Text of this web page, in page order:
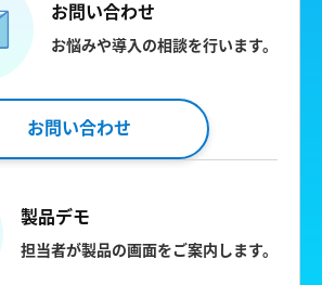
お問い合わせ
お悩みや導入の相談を行います。
お問い合わせ
製品デモ
担当者が製品の画面をご案内します。